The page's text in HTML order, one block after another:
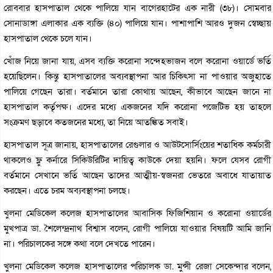
রোববার হাসপাতাল থেকে পালিয়ে যান বাগেরহাটের এক নারী (৩৮)। সোমবার
সোনাডাঙ্গা এলাকার এক ব্যক্তি (৪০) পালিয়ে যান। পাশাপাশি আরও দুজন স্বেচ্ছায়
হাসপাতাল থেকে চলে যান।
খোঁজ নিয়ে জানা যায়, এসব ব্যক্তি করোনা সন্দেহভাজন বলে করোনা ওয়ার্ডে ভর্তি
হয়েছিলেন। কিন্তু হাসপাতালের অব্যবস্থাপনা আর চিকিৎসা না পাওয়ার অজুহাতে
পালিয়ে গেছেন তারা। বর্তমানে তারা কোথায় আছেন, কীভাবে আছেন জানে না
হাসপাতাল কর্তৃপক্ষ। এদের মধ্যে একজনের যদি করোনা পজেটিভ হয় তাহলে
সংক্রমণ ছড়াবে কতজনের মধ্যে, তা নিয়ে আতঙ্কিত সবাই।
হাসপাতাল সূত্র জানায়, হাসপাতালের রেগুলার ও আউটসোর্সিংয়ের শতাধিক কর্মচারী
থাকলেও ফ্লু কর্নারে সিকিউরিটির দায়িত্ব কাউকে দেয়া হয়নি। ফলে যেসব রোগী
বর্তমানে সেখানে ভর্তি আছেন তাদের আত্মীয়-স্বজনরা ভেতরে অবাধে যাতায়াত
করছেন। এতে চরম অব্যবস্থাপনা চলছে।
খুলনা মেডিকেল কলেজ হাসপাতালের আবাসিক ফিজিশিয়ান ও করোনা ওয়ার্ডের
মুখপাত্র ডা. শৈলেন্দ্রনাথ বিশ্বাস বলেন, রোগী পালিয়ে যাওয়ার বিষয়টি আমি জানি
না। পরিচালকের সঙ্গে কথা বলে দেখতে পারেন।
খুলনা মেডিকেল কলেজ হাসপাতালের পরিচালক ডা. মুন্সী রেজা সেকেন্দার বলেন,